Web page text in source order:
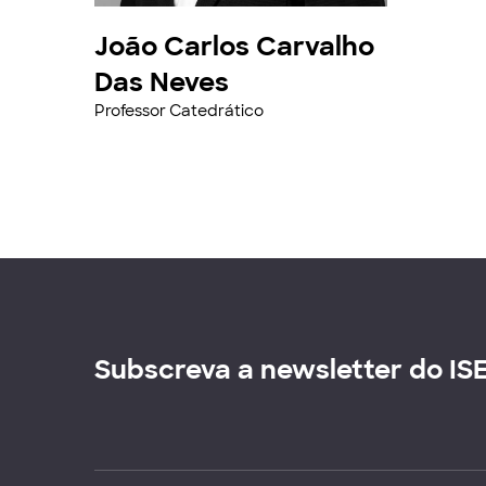
João Carlos Carvalho
Das Neves
Professor Catedrático
Subscreva a newsletter do